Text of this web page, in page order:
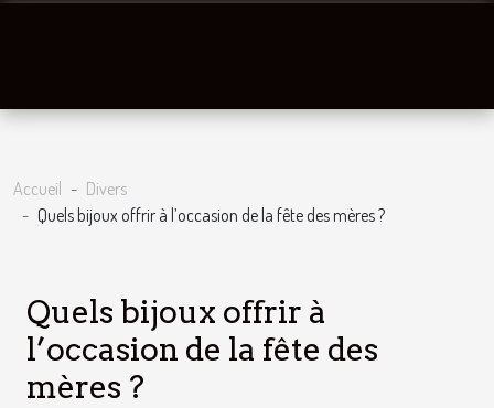
Accueil
Divers
Quels bijoux offrir à l’occasion de la fête des mères ?
Quels bijoux offrir à
l’occasion de la fête des
mères ?